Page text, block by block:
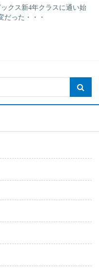
ックス新4年クラスに通い始
だった・・・